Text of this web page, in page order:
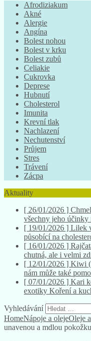
Afrodiziakum
Akné
Alergie
Angína
Bolest nohou
Bolest v krku
Bolest zubů
Celiakie
Cukrovka
Deprese
Hubnutí
Cholesterol
Imunita
Krevní tlak
Nachlazení
Nechutenství
Průjem
Stres
Trávení
Zácpa
Aktuality
[ 26/01/2026 ]
všechny jeho účinky
[ 19/01/2026 ] Lilek
působící na
[ 16/01/2026 ]
chutná, ale i velmi
[ 12/01/2026 ] Kiwi
nám může také
[ 07/01/2026 ] Kari
exotiky Koření a
Vyhledávání
HomeNápoje a olejeOleje
unavenou a mdlou pokožku